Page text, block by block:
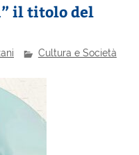
il titolo del
Cultura e Società